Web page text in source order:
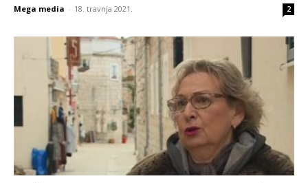
Mega media - 18. travnja 2021. 2